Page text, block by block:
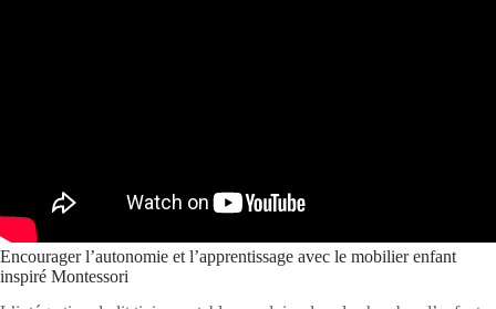
Encourager l’autonomie et l’apprentissage avec le mobilier enfant
inspiré Montessori